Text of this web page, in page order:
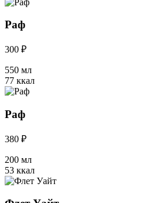
Раф
300 ₽
550 мл
77 ккал
Раф
380 ₽
200 мл
53 ккал